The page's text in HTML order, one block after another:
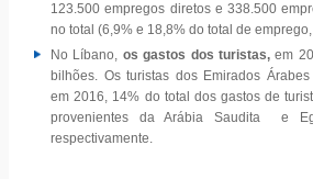
123.500 empregos diretos e 338.500
no total (6,9% e 18,8% do total de
No Líbano, os gastos dos turistas, em
bilhões. Os turistas dos Emirados
em 2016, 14% do total dos gastos de
provenientes da Arábia Saudita e
respectivamente.